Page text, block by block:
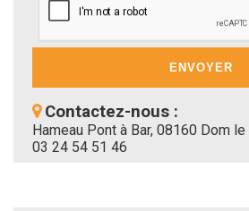
Contactez-nous :
Hameau Pont à Bar, 08160 Dom
03 24 54 51 46